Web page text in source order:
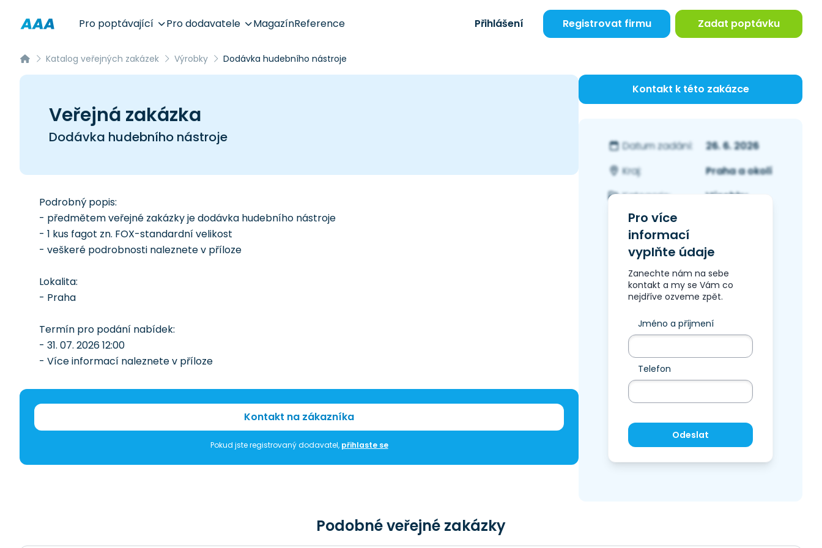
Pro poptávající Pro dodavatele MagazínReference Přihlášení Registrovat firmu Zadat poptávku
Katalog veřejných zakázek Výrobky Dodávka hudebního nástroje
Veřejná zakázka
Dodávka hudebního nástroje
Podrobný popis:
- předmětem veřejné zakázky je dodávka hudebního nástroje
- 1 kus fagot zn. FOX-standardní velikost
- veškeré podrobnosti naleznete v příloze
Lokalita:
- Praha
Termín pro podání nabídek:
- 31. 07. 2026 12:00
- Více informací naleznete v příloze
Kontakt na zákazníka
Pokud jste registrovaný dodavatel, přihlaste se
Kontakt k této zakázce
Datum zadání:
26. 6. 2026
Kraj:
Praha a okolí
Kategorie:
Výrobky
Pro více
informací
vyplňte údaje
Zanechte nám na sebe
kontakt a my se Vám co
nejdříve ozveme zpět.
Jméno a příjmení
Telefon
Odeslat
Podobné veřejné zakázky